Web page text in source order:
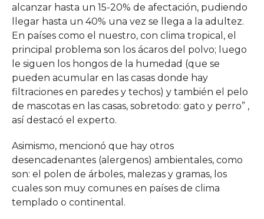
alcanzar hasta un 15-20% de afectación, pudiendo
llegar hasta un 40% una vez se llega a la adultez.
En países como el nuestro, con clima tropical, el
principal problema son los ácaros del polvo; luego
le siguen los hongos de la humedad (que se
pueden acumular en las casas donde hay
filtraciones en paredes y techos) y también el pelo
de mascotas en las casas, sobretodo: gato y perro” ,
así destacó el experto.
Asimismo, mencionó que hay otros
desencadenantes (alergenos) ambientales, como
son: el polen de árboles, malezas y gramas, los
cuales son muy comunes en países de clima
templado o continental.